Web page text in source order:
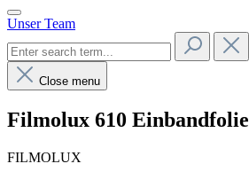
Unser Team
Close menu
Filmolux 610 Einbandfolie
FILMOLUX